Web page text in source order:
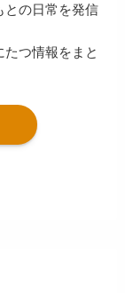
との日常を発信
つ情報をまと